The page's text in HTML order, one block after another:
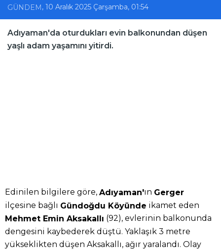
GÜNDEM, 10 Aralık 2025 Çarşamba, 01:54
Adıyaman'da oturdukları evin balkonundan düşen
yaşlı adam yaşamını yitirdi.
Edinilen bilgilere göre, Adıyaman'ın Gerger
ilçesine bağlı Gündoğdu Köyünde ikamet eden
Mehmet Emin Aksakallı (92), evlerinin balkonunda
dengesini kaybederek düştü. Yaklaşık 3 metre
yükseklikten düşen Aksakallı, ağır yaralandı. Olay